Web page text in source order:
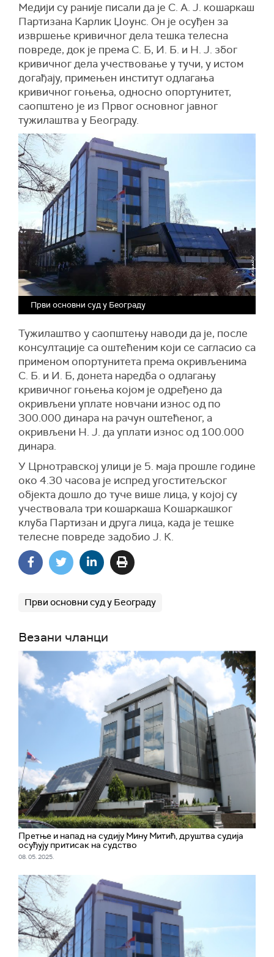
Медији су раније писали да је С. А. Ј. кошаркаш
Партизана Карлик Џоунс. Он је осуђен за
извршење кривичног дела тешка телесна
повреде, док је према С. Б, И. Б. и Н. Ј. због
кривичног дела учествовање у тучи, у истом
догађају, примењен институт одлагања
кривичног гоњења, односно опортунитет,
саопштено је из Првог основног јавног
тужилаштва у Београду.
Први основни суд у Београду
Тужилаштво у саопштењу наводи да је, после
консултације са оштећеним који се сагласио са
применом опортунитета према окривљенима
С. Б. и И. Б, донета наредба о одлагању
кривичног гоњења којом је одређено да
окривљени уплате новчани износ од по
300.000 динара на рачун оштећеног, а
окривљени Н. Ј. да уплати износ од 100.000
динара.
У Црнотравској улици је 5. маја прошле године
око 4.30 часова је испред угоститељског
објекта дошло до туче више лица, у којој су
учествовала три кошаркаша Кошаркашког
клуба Партизан и друга лица, када је тешке
телесне повреде задобио Ј. К.
Први основни суд у Београду
Везани чланци
Претње и напад на судију Мину Митић, друштва судија
осуђују притисак на судство
08. 05. 2025.